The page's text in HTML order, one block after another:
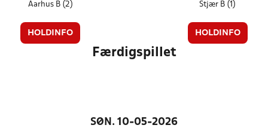
Aarhus B (2)
HOLDINFO
Stjær B (1)
HOLDINFO
Færdigspillet
SØN. 10-05-2026